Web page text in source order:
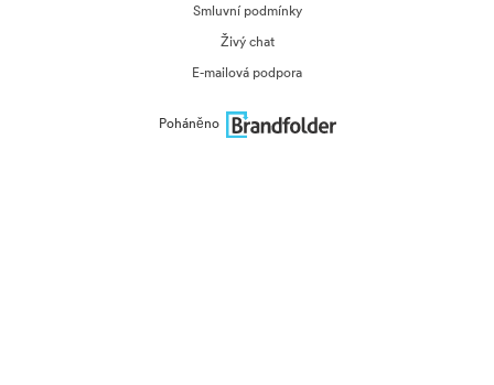
Smluvní podmínky
Živý chat
E-mailová podpora
Poháněno